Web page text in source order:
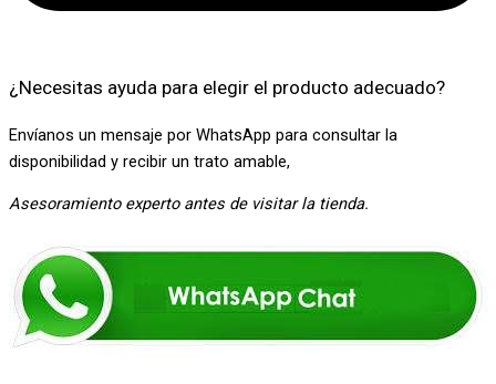
¿Necesitas ayuda para elegir el producto adecuado?
Envíanos un mensaje por WhatsApp para consultar la
disponibilidad y recibir un trato amable,
Asesoramiento experto antes de visitar la tienda.